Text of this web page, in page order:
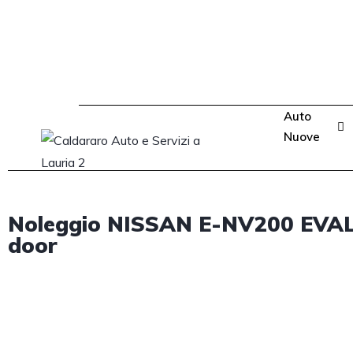
Auto
Nuove
Noleggio NISSAN E-NV200
door